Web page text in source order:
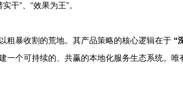
干”、“效果为王”。
粗暴收割的荒地。其产品策略的核心逻辑在于 “
个可持续的、共赢的本地化服务生态系统。